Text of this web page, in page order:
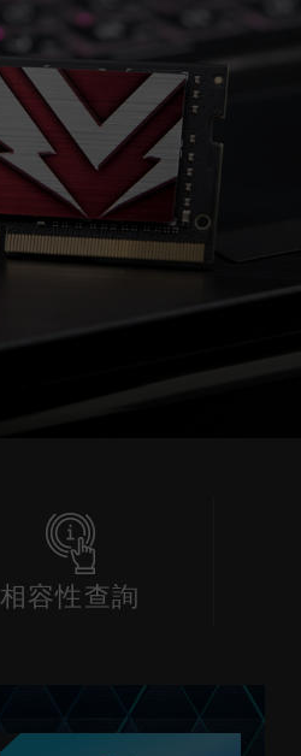
相容性查詢